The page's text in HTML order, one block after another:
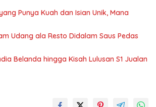
Punya Kuah dan Isian Unik, Mana
Udang ala Resto Didalam Saus Pedas
Belanda hingga Kisah Lulusan S1 Jualan